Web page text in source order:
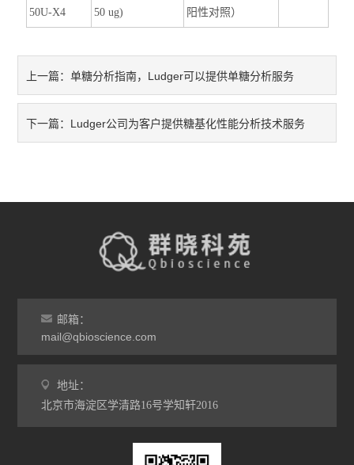
50U-X4
50 ug)
阳性对照）
上一篇：单糖分析指南，Ludger可以提供单糖分析服务
下一篇： Ludger公司为客户提供糖基化性能分析技术服务
邮箱：
mail@qbioscience.com
地址：
北京市海淀区学清路16号学知轩2016